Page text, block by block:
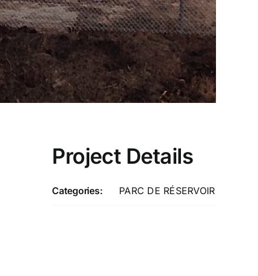
Project Details
Categories: PARC DE RÉSERVOIR